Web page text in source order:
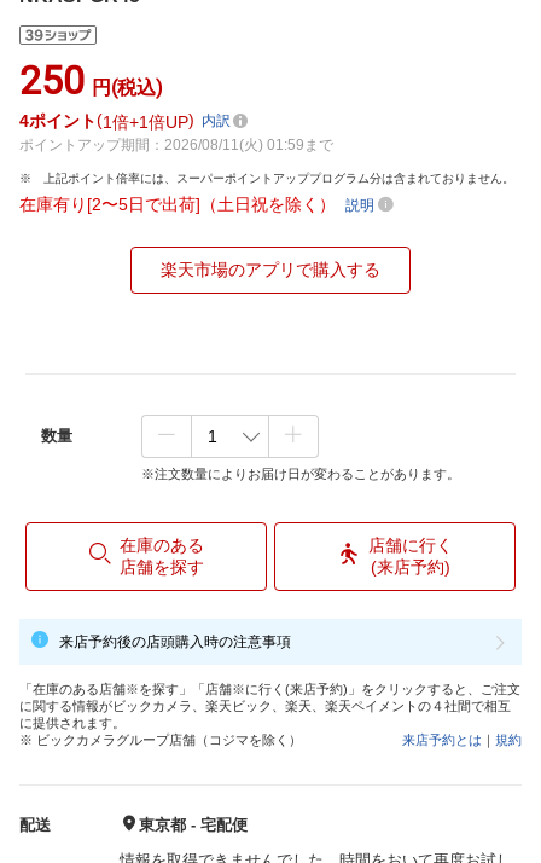
250 円(税込)
4ポイント 1倍 1倍UP
内訳
ポイントアップ期間：2026/08/11(火) 01:59まで
上記ポイント倍率には、スーパーポイントアッププログラム分は含まれておりません。
在庫有り[2〜5日で出荷]（土日祝を除く） 説明
楽天市場のアプリで購入する
数量
※注文数量によりお届け日が変わることがあります。
在庫のある
店舗を探す
店舗に行く
(来店予約)
来店予約後の店頭購入時の注意事項
「在庫のある店舗※を探す」「店舗※に行く(来店予約)」をクリックすると、ご注文
に関する情報がビックカメラ、楽天ビック、楽天、楽天ペイメントの４社間で相互
に提供されます。
※ ビックカメラグループ店舗（コジマを除く）
来店予約とは ｜ 規約
配送
東京都 - 宅配便